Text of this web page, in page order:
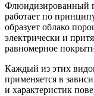
Флюидизированный
работает по
образует облако
электрически и
равномерное
Каждый из этих
применяется в
и характеристик